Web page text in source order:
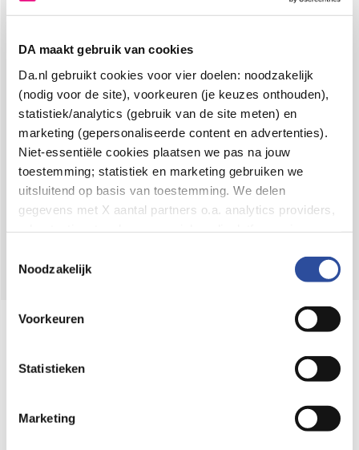
DA maakt gebruik van cookies
Da.nl gebruikt cookies voor vier doelen: noodzakelijk
(nodig voor de site), voorkeuren (je keuzes onthouden),
statistiek/analytics (gebruik van de site meten) en
marketing (gepersonaliseerde content en advertenties).
Niet-essentiële cookies plaatsen we pas na jouw
toestemming; statistiek en marketing gebruiken we
uitsluitend op basis van toestemming. We delen
gegevens met X aantal partners o.a. analytics providers,
en de bewaartermijnen per categorie. Je kunt je keuze op
gegevensverwerking staat in de
Privacyverklaring
Noodzakelijk
Voorkeuren
Statistieken
Marketing
8.6 uit4.106 reviews
Over DA
Klantenservice
Assortiment
VolgDAop:
Online aanbieder medicijnen
webshop mag verkopen.
⁠Verantwoorde zorg, ⁠ook online.